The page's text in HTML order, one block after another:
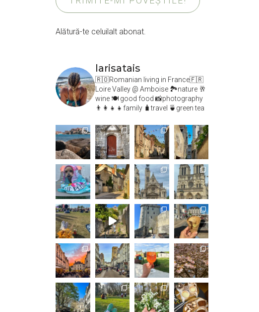
Alătură-te celuilalt abonat.
larisatais
🇷🇴Romanian living in France🇫🇷
Loire Valley @ Amboise 🏞️nature 🥂
wine 🍽 good food 📸photography
👨‍👩‍👧‍👧family 🧳travel 🍵green tea